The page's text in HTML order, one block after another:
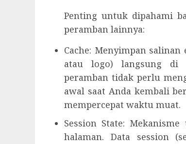
Penting untuk dipahami
peramban lainnya:
Cache: Menyimpan
atau logo) langsung di
peramban tidak perlu
awal saat Anda kembali
mempercepat waktu muat.
Session State:
halaman. Data session